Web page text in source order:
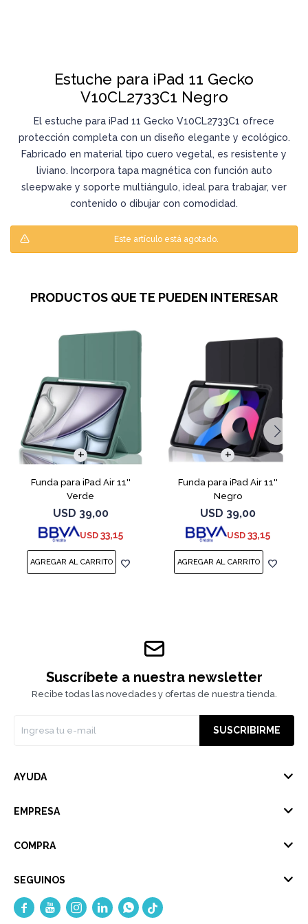
Estuche para iPad 11 Gecko
V10CL2733C1 Negro
El estuche para iPad 11 Gecko V10CL2733C1 ofrece
protección completa con un diseño elegante y ecológico.
Fabricado en material tipo cuero vegetal, es resistente y
liviano. Incorpora tapa magnética con función auto
sleepwake y soporte multiángulo, ideal para trabajar, ver
contenido o dibujar con comodidad.
Este artículo está agotado.
PRODUCTOS QUE TE PUEDEN INTERESAR
Funda para iPad Air 11''
Verde
USD 39,00
USD 33,15
Funda para iPad Air 11''
Negro
USD 39,00
USD 33,15
Suscríbete a nuestra newsletter
Recibe todas las novedades y ofertas de nuestra tienda.
SUSCRIBIRME
AYUDA
EMPRESA
COMPRA
SEGUINOS
    